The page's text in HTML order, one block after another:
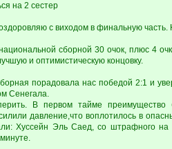
на 2 сестер
с виходом в финальную
сборной 30 очок, плюс 4
и оптимистическую концовку.
порадовала нас победой 2:1 и
Сенегала.
В первом тайме
давление,что воплотилось в
Хуссейн Эль Саед, со штрафного